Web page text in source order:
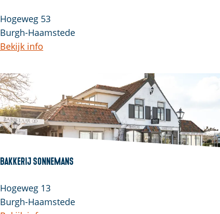
Hogeweg 53
Burgh-Haamstede
Bekijk info
Bakkerij Sonnemans
Hogeweg 13
Burgh-Haamstede